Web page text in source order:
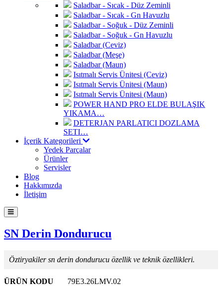
Saladbar - Sıcak - Düz Zeminli
Saladbar - Sıcak - Gn Havuzlu
Saladbar - Soğuk - Düz Zeminli
Saladbar - Soğuk - Gn Havuzlu
Saladbar (Ceviz)
Saladbar (Meşe)
Saladbar (Maun)
Isıtmalı Servis Ünitesi (Ceviz)
Isıtmalı Servis Ünitesi (Maun)
Isıtmalı Servis Ünitesi (Maun)
POWER HAND PRO ELDE BULAŞIK
YIKAMA…
DETERJAN PARLATICI DOZLAMA
SETI…
İçerik Kategorileri
Yedek Parçalar
Ürünler
Servisler
Blog
Hakkımızda
İletişim
SN Derin Dondurucu
Öztiryakiler sn derin dondurucu özellik ve teknik özellikleri.
ÜRÜN KODU
79E3.26LMV.02